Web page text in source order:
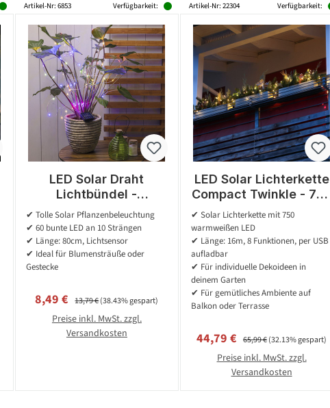
Artikel-Nr: 6853 Verfügbarkeit:
LED Solar Draht
Lichtbündel -
Pflanzenbeleuchtung -
60 bunte LED - L:
80cm - für Außen -
silber
✔ Tolle Solar Pflanzenbeleuchtung
✔ 60 bunte LED an 10 Strängen
✔ Länge: 80cm, Lichtsensor
✔ Ideal für Blumensträuße oder
Gestecke
Verkaufspreis:
8,49 € Regulärer Preis:
13,79 €(38.43% gespart)
Preise inkl. MwSt. zzgl.
Versandkosten
Artikel-Nr: 22304 Verfügbarkeit:
LED Solar Lichterkette
Compact Twinkle - 750
warmweiße LED - 8
Funktionen - L: 16m -
USB
✔ Solar Lichterkette mit 750
warmweißen LED
✔ Länge: 16m, 8 Funktionen, per USB
aufladbar
✔ Für individuelle Dekoideen in
deinem Garten
✔ Für gemütliches Ambiente auf
Balkon oder Terrasse
Verkaufspreis:
44,79 € Regulärer Preis:
65,99 €(32.13% gespart)
Preise inkl. MwSt. zzgl.
Versandkosten